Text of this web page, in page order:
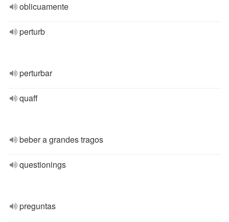
oblicuamente
perturb
perturbar
quaff
beber a grandes tragos
questionings
preguntas